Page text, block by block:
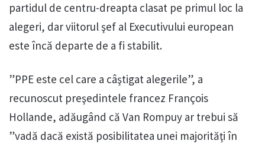
partidul de centru-dreapta clasat pe primul loc la
alegeri, dar viitorul şef al Executivului european
este încă departe de a fi stabilit.
”PPE este cel care a câştigat alegerile”, a
recunoscut preşedintele francez François
Hollande, adăugând că Van Rompuy ar trebui să
”vadă dacă există posibilitatea unei majorităţi în